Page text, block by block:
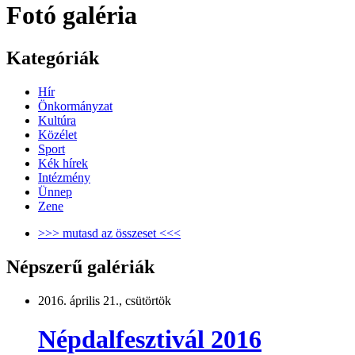
Fotó galéria
Kategóriák
Hír
Önkormányzat
Kultúra
Közélet
Sport
Kék hírek
Intézmény
Ünnep
Zene
>>> mutasd az összeset <<<
Népszerű galériák
2016. április 21., csütörtök
Népdalfesztivál 2016